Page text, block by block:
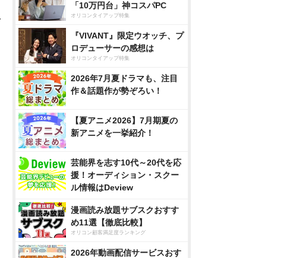
「10万円台」神コスパPC
オリコンタイアップ特集
『VIVANT』限定ウオッチ、プ
ロデューサーの感想は
オリコンタイアップ特集
2026年7月夏ドラマも、注目
作＆話題作が勢ぞろい！
【夏アニメ2026】7月期夏の
新アニメを一挙紹介！
芸能界を志す10代～20代を応
援！オーディション・スクー
ル情報はDeview
漫画読み放題サブスクおすす
め11選【徹底比較】
オリコン顧客満足度ランキング
2026年動画配信サービスおす